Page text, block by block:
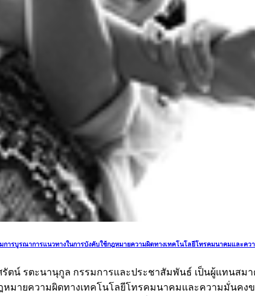
ารบูรณาการแนวทางในการบังคับใช้กฎหมายความผิดทางเทคโนโลยีโทรคมนาคมและคว
รัตน์ รตะนานุกูล กรรมการและประชาสัมพันธ์ เป็นผู้แทน
มายความผิดทางเทคโนโลยีโทรคมนาคมและความมั่นคง